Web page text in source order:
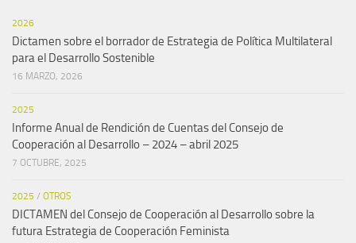
2026
Dictamen sobre el borrador de Estrategia de Política Multilateral
para el Desarrollo Sostenible
16 MARZO, 2026
2025
Informe Anual de Rendición de Cuentas del Consejo de
Cooperación al Desarrollo – 2024 – abril 2025
7 OCTUBRE, 2025
2025 / OTROS
DICTAMEN del Consejo de Cooperación al Desarrollo sobre la
futura Estrategia de Cooperación Feminista